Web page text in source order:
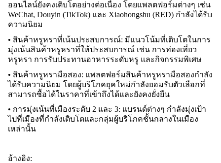
ออนไลน์ยังคงเติบโตอย่างต่อเนื่อง โดยแพลตฟอร์มต่างๆ เช่น
WeChat, Douyin (TikTok) และ Xiaohongshu (RED) กำลังได้รับ
ความนิยม
• สินค้าหรูหราที่เน้นประสบการณ์: มีแนวโน้มที่เติบโตในการ
มุ่งเน้นสินค้าหรูหราที่ให้ประสบการณ์ เช่น การท่องเที่ยว
หรูหรา การรับประทานอาหารระดับหรู และกิจกรรมพิเศษ
• สินค้าหรูหรามือสอง: แพลตฟอร์มสินค้าหรูหรามือสองกำลัง
ได้รับความนิยม โดยผู้บริโภคยุคใหม่กำลังยอมรับตัวเลือกที่
สามารถซื้อได้ในราคาที่เข้าถึงได้และยังคงยั่งยืน
• การมุ่งเน้นที่เมืองระดับ 2 และ 3: แบรนด์ต่างๆ กำลังมุ่งเป้า
ไปที่เมืองที่กำลังเติบโตและกลุ่มผู้บริโภคชั้นกลางในเมือง
เหล่านั้น
อ้างอิง: